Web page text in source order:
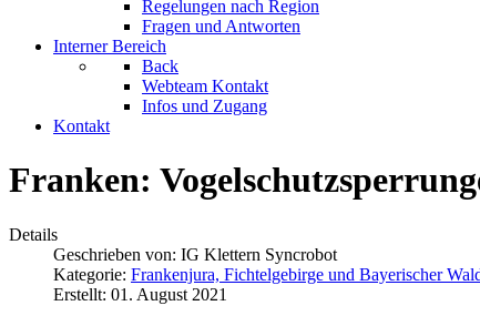
Regelungen nach Region
Fragen und Antworten
Interner Bereich
Back
Webteam Kontakt
Infos und Zugang
Kontakt
Franken:
Details
Geschrieben von: IG Klettern Syncrobot
Kategorie: Frankenjura, Fichtelgebirge und Bayerischer
Erstellt: 01. August 2021